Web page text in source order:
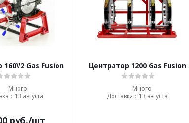
Gas Fusion
Много
с 13 августа
руб./шт
Центратор 1200 Gas Fusion
Много
Доставка с 13 августа